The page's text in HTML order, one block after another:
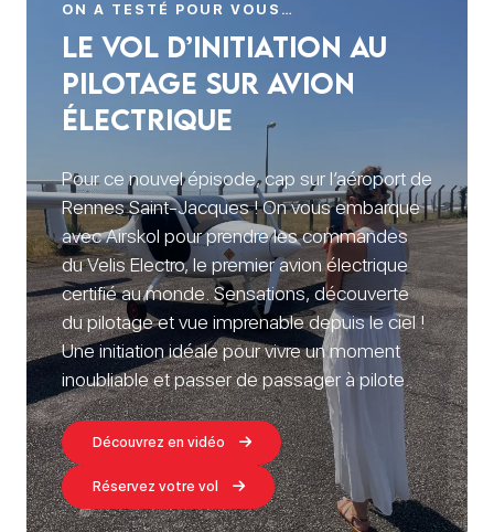
ON A TESTÉ POUR VOUS…
le vol d’initiation au
pilotage sur avion
électrique
Pour ce nouvel épisode, cap sur l’aéroport de
Rennes Saint-Jacques ! On vous embarque
avec Airskol pour prendre les commandes
du Velis Electro, le premier avion électrique
certifié au monde. Sensations, découverte
du pilotage et vue imprenable depuis le ciel !
Une initiation idéale pour vivre un moment
inoubliable et passer de passager à pilote.
Découvrez en vidéo
Réservez votre vol